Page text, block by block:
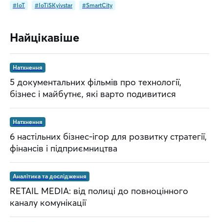
#IoT #IoTiSKyivstar #SmartCity
Найцікавіше
Натхнення
5 документальних фільмів про технології,
бізнес і майбутнє, які варто подивитися
Натхнення
6 настільних бізнес-ігор для розвитку стратегії,
фінансів і підприємництва
Аналітика та дослідження
RETAIL MEDIA: від полиці до повноцінного
каналу комунікації